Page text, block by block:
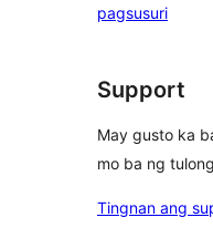
pagsusuri
Support
May gusto ka
mo ba ng
Tingnan ang